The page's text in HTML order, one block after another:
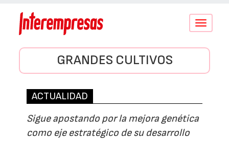
Conmutar
GRANDES CULTIVOS
ACTUALIDAD
Sigue apostando por la mejora genética
como eje estratégico de su desarrollo